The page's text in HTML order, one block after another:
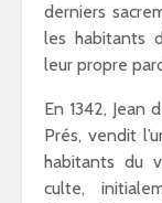
derniers
les habitants
leur propre
En 1342, Jean
Prés, vendit
habitants du
culte,